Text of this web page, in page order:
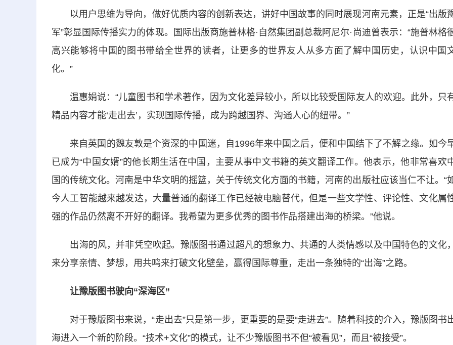
以用户思维为导向，做好优质内容的创新表达，讲好中国故事的同时展现河南元素，正是“出版
军”彰显国际传播实力的体现。国际出版商施普林格·自然集团副总裁阿尼尔·尚迪曾表示：“施普林格
高兴能够将中国的图书带给全世界的读者，让更多的世界友人从多方面了解中国历史，认识中国
化。”
温惠娟说：“儿童图书和学术著作，因为文化差异较小，所以比较受国际友人的欢迎。此外，只
精品内容才能‘走出去’，实现国际传播，成为跨越国界、沟通人心的纽带。”
来自英国的魏友敦是个资深的中国迷，自1996年来中国之后，便和中国结下了不解之缘。如今
已成为“中国女婿”的他长期生活在中国，主要从事中文书籍的英文翻译工作。他表示，他非常喜欢
国的传统文化。河南是中华文明的摇篮，关于传统文化方面的书籍，河南的出版社应该当仁不让。“
今人工智能越来越发达，大量普通的翻译工作已经被电脑替代，但是一些文学性、评论性、文化属
强的作品仍然离不开好的翻译。我希望为更多优秀的图书作品搭建出海的桥梁。”他说。
出海的风，并非凭空吹起。豫版图书通过超凡的想象力、共通的人类情感以及中国特色的文化，
来分享亲情、梦想，用共鸣来打破文化壁垒，赢得国际尊重，走出一条独特的“出海”之路。
让豫版图书驶向“深海区”
对于豫版图书来说，“走出去”只是第一步，更重要的是要“走进去”。随着科技的介入，豫版图书
海进入一个新的阶段。“技术+文化”的模式，让不少豫版图书不但“被看见”，而且“被接受”。